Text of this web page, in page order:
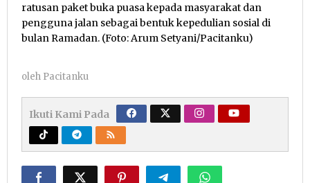
ratusan paket buka puasa kepada masyarakat dan
pengguna jalan sebagai bentuk kepedulian sosial di
bulan Ramadan. (Foto: Arum Setyani/Pacitanku)
oleh Pacitanku
Ikuti Kami Pada